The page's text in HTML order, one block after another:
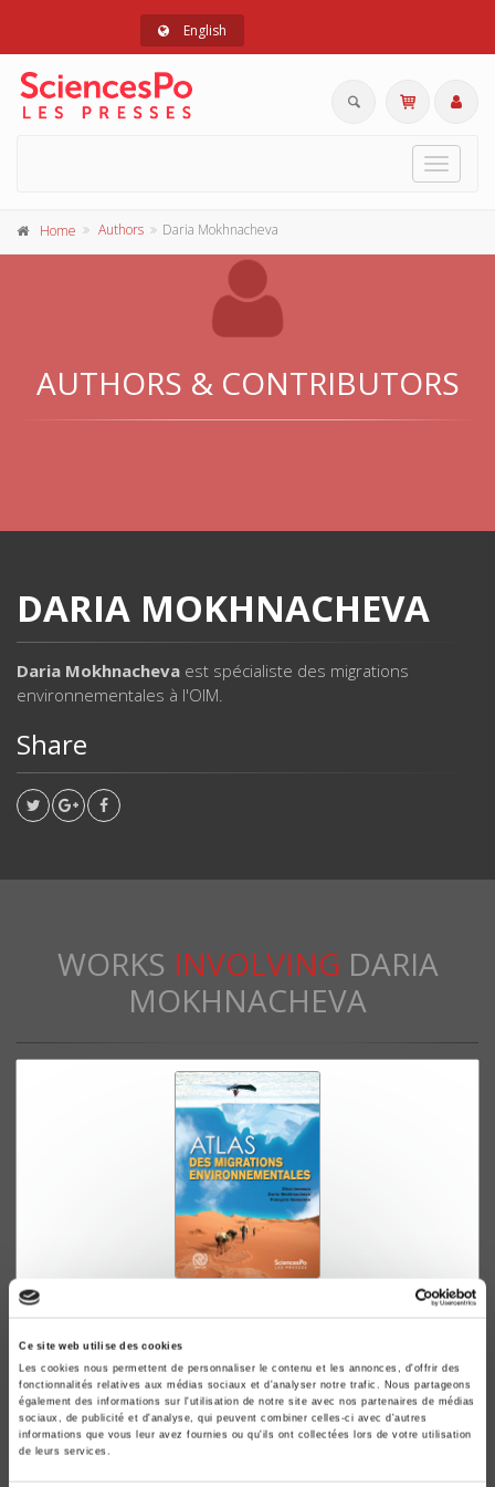
Ce site web utilise des cookies
Les cookies nous permettent de personnaliser le contenu et les annonces, d'offrir des
fonctionnalités relatives aux médias sociaux et d'analyser notre trafic. Nous partageons
également des informations sur l'utilisation de notre site avec nos partenaires de médias
sociaux, de publicité et d'analyse, qui peuvent combiner celles-ci avec d'autres
informations que vous leur avez fournies ou qu'ils ont collectées lors de votre utilisation
de leurs services.
English
Toggle
Home Authors Daria Mokhnacheva
AUTHORS & CONTRIBUTORS
DARIA MOKHNACHEVA
Daria Mokhnacheva est spécialiste des migrations
environnementales à l'OIM.
Share
WORKS INVOLVING DARIA
MOKHNACHEVA
Atlas des migrations environnementales
Dina Ionesco, Daria Mokhnacheva